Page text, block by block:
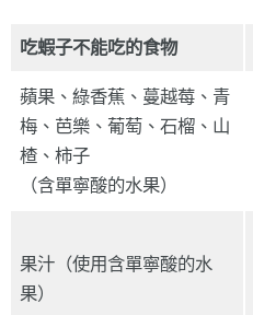
吃蝦子不能吃的食物
蘋果、綠香蕉、蔓越莓、青
梅、芭樂、葡萄、石榴、山
楂、柿子
（含單寧酸的水果）
果汁（使用含單寧酸的水
果）